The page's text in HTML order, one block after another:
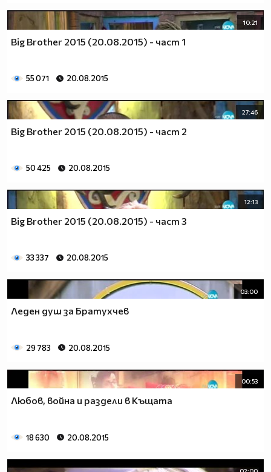
10:21
Big Brother 2015 (20.08.2015) - част 1
55 071 20.08.2015
27:46
Big Brother 2015 (20.08.2015) - част 2
50 425 20.08.2015
12:13
Big Brother 2015 (20.08.2015) - част 3
33 337 20.08.2015
03:00
Леден душ за Братухчев
29 783 20.08.2015
00:53
Любов, война и раздели в Къщата
18 630 20.08.2015